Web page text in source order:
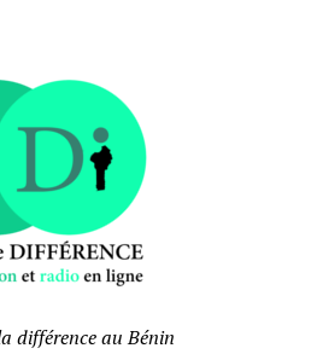
différence au Bénin